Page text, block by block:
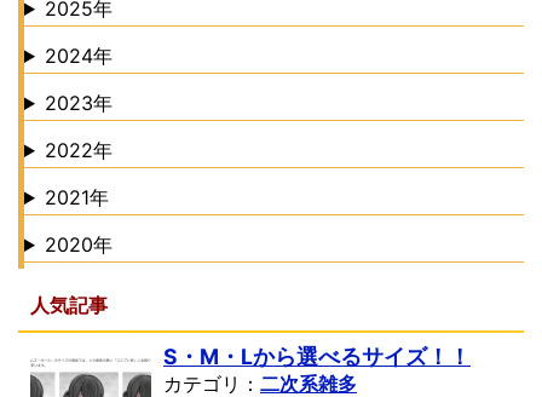
2025年
2024年
2023年
2022年
2021年
2020年
人気記事
S・M・Lから選べるサイズ！！
カテゴリ： 二次系雑多